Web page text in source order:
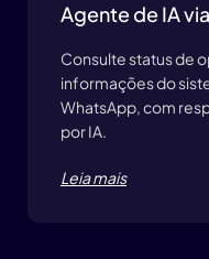
Agente de IA
Consulte status de
informações do
WhatsApp, com
por IA.
Leia mais